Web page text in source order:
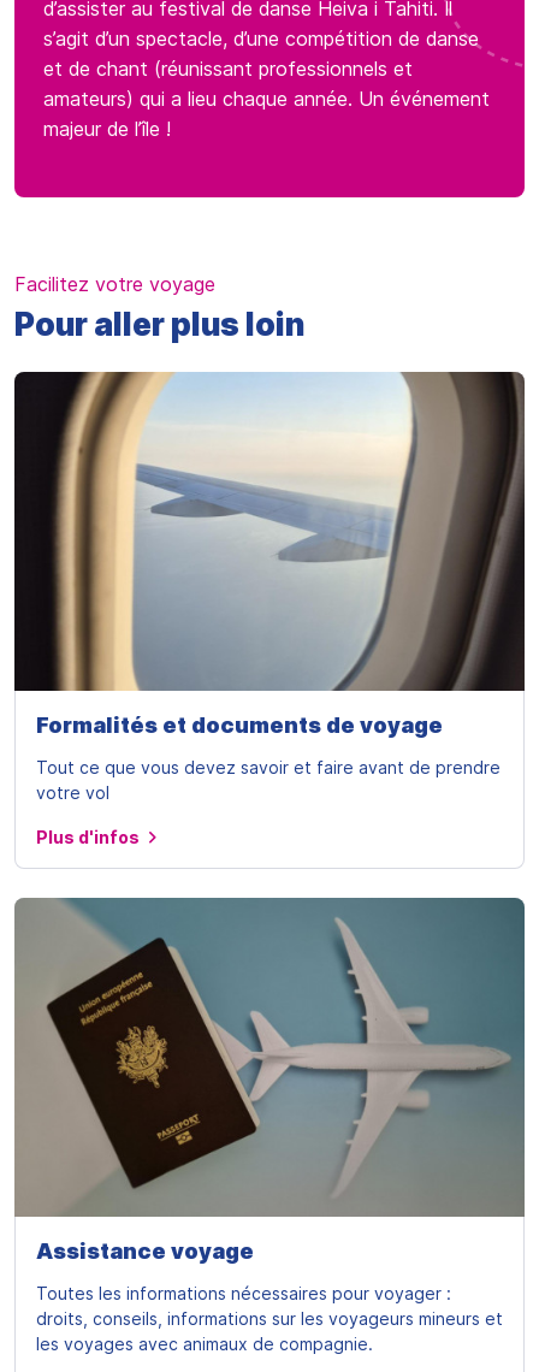
d’assister au festival de danse Heiva i Tahiti. Il
s’agit d’un spectacle, d’une compétition de danse
et de chant (réunissant professionnels et
amateurs) qui a lieu chaque année. Un événement
majeur de l’île !
Facilitez votre voyage
Pour aller plus loin
Formalités et documents de voyage
Tout ce que vous devez savoir et faire avant de prendre
votre vol
Plus d'infos
Assistance voyage
Toutes les informations nécessaires pour voyager :
droits, conseils, informations sur les voyageurs mineurs et
les voyages avec animaux de compagnie.